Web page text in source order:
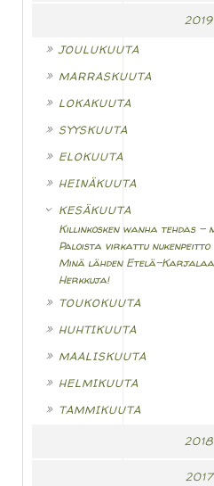
2019
JOULUKUUTA
MARRASKUUTA
LOKAKUUTA
SYYSKUUTA
ELOKUUTA
HEINÄKUUTA
KESÄKUUTA
Killinkosken wanha tehdas -
Paloista virkattu nukenpeitto
Minä lähden Etelä-
Herkkuja!
TOUKOKUUTA
HUHTIKUUTA
MAALISKUUTA
HELMIKUUTA
TAMMIKUUTA
2018
2017